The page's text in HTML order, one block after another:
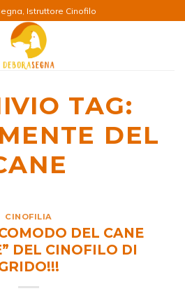
Istruttore Cinofilo
TAG:
DEL
CINOFILIA
DEL CANE
DEL CINOFILO DI